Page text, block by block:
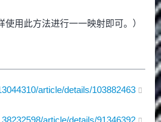
使用此方法进行一一映射即可。）
article/details/103882463
article/details/91346392